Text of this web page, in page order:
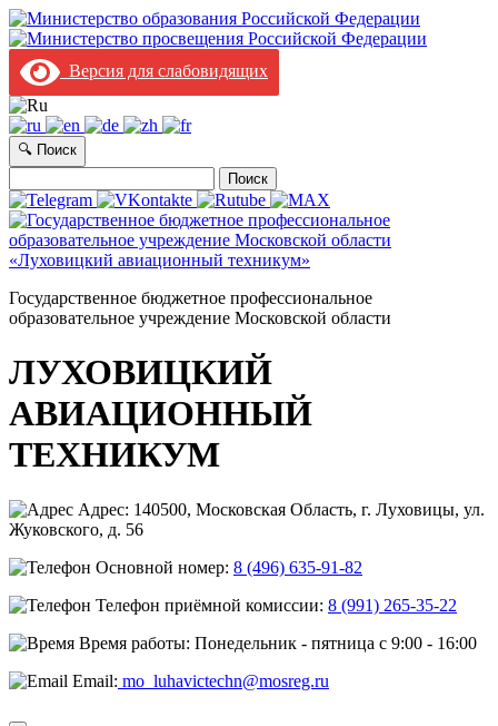
Версия для слабовидящих
🔍 Поиск
Государственное бюджетное профессиональное
образовательное учреждение Московской области
ЛУХОВИЦКИЙ
АВИАЦИОННЫЙ
ТЕХНИКУМ
Адрес: 140500, Московская Область, г. Луховицы, ул.
Жуковского, д. 56
Основной номер: 8 (496) 635-91-82
Телефон приёмной комиссии: 8 (991) 265-35-22
Время работы: Понедельник - пятница с 9:00 - 16:00
Email: mo_luhavictechn@mosreg.ru